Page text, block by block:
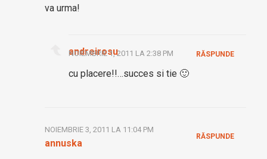
va urma!
andreirosu
NOIEMBRIE 1, 2011 LA 2:38 PM
cu placere!!…succes si tie 🙂
RĂSPUNDE
annuska
NOIEMBRIE 3, 2011 LA 11:04 PM
RĂSPUNDE